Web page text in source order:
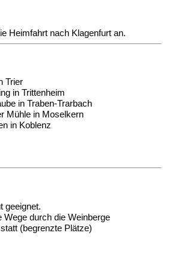
Heimfahrt nach Klagenfurt an.
Trier
in Trittenheim
in Traben-Trarbach
Mühle in Moselkern
in Koblenz
geeignet.
Wege durch die Weinberge
(begrenzte Plätze)